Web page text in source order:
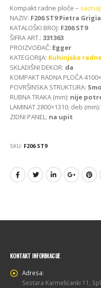
Kompakt radne ploče –
NAZIV: F206 ST9 Pietra
KATALOŠKI BROJ: F206 ST9
ŠIFRA ART.: 331363
PROIZVOĐAČ: Egger
KATEGORIJA: Kuhinjske
SKLADIŠNI DEKOR: da
KOMPAKT RADNA PLOČA
POVRŠINSKA STRUKTURA:
RUBNA TRAKA (mm): nije
LAMINAT 2800×1310; deb (mm)
ZIDNI PANEL: na upit
SKU: F206 ST9
KONTAKT INFORMACIJE
Adresa:
Sestara Karmelićanki 11,